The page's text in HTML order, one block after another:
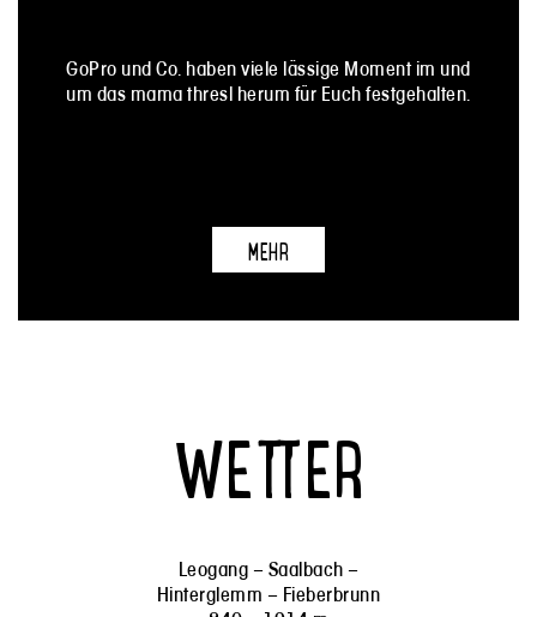
GoPro und Co. haben viele lässige Moment im und
um das mama thresl herum für Euch festgehalten.
MEHR
WETTER
Leogang – Saalbach –
Hinterglemm – Fieberbrunn